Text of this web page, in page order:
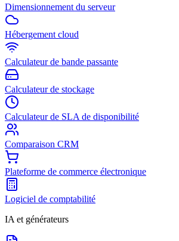
Dimensionnement du serveur
Hébergement cloud
Calculateur de bande passante
Calculateur de stockage
Calculateur de SLA de disponibilité
Comparaison CRM
Plateforme de commerce électronique
Logiciel de comptabilité
IA et générateurs